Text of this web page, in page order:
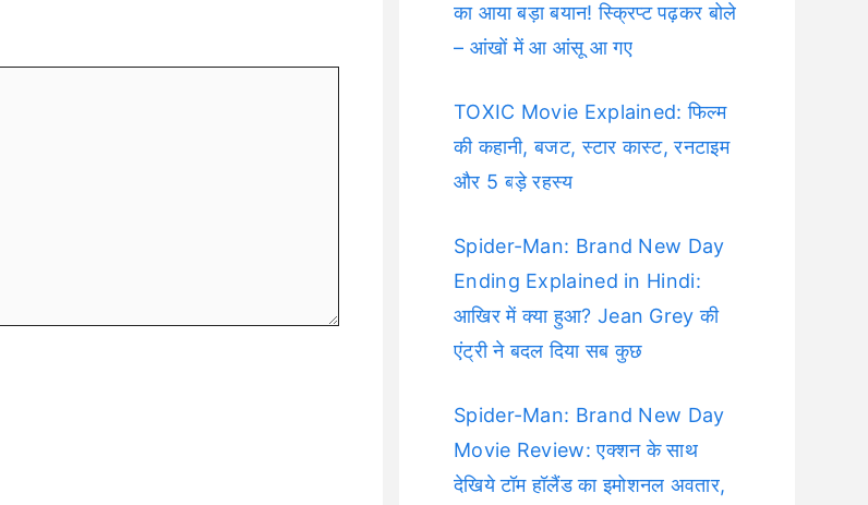
का आया बड़ा बयान! स्क्रिप्ट पढ़कर बोले
– आंखों में आ आंसू आ गए
TOXIC Movie Explained: फिल्म
की कहानी, बजट, स्टार कास्ट, रनटाइम
और 5 बड़े रहस्य
Spider-Man: Brand New Day
Ending Explained in Hindi:
आखिर में क्या हुआ? Jean Grey की
एंट्री ने बदल दिया सब कुछ
Spider-Man: Brand New Day
Movie Review: एक्शन के साथ
देखिये टॉम हॉलैंड का इमोशनल अवतार,